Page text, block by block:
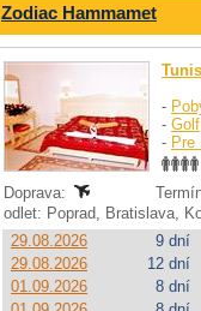
Zodiac Hammamet
-
- Golf
- Pre
Doprava:
odlet: Poprad, Bratislava,
29.08.2026
9 dní
29.08.2026
12 dní
01.09.2026
8 dní